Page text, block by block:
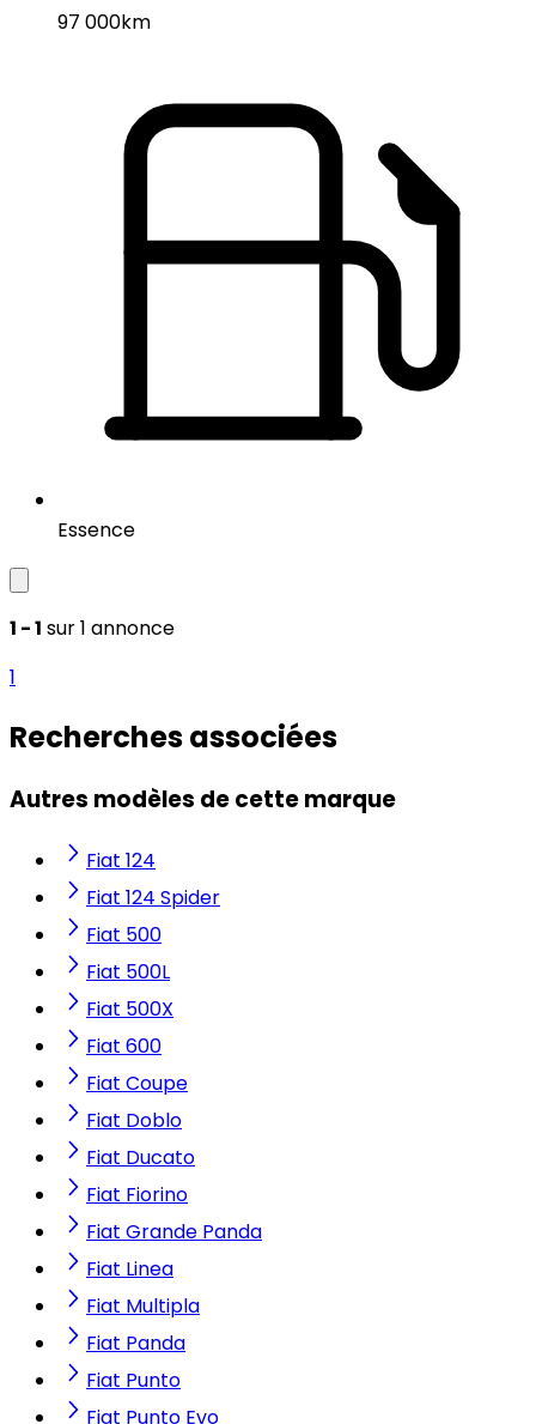
97 000km
Essence
1 - 1 sur 1 annonce
1
Recherches associées
Autres modèles de cette marque
Fiat 124
Fiat 124 Spider
Fiat 500
Fiat 500L
Fiat 500X
Fiat 600
Fiat Coupe
Fiat Doblo
Fiat Ducato
Fiat Fiorino
Fiat Grande Panda
Fiat Linea
Fiat Multipla
Fiat Panda
Fiat Punto
Fiat Punto Evo